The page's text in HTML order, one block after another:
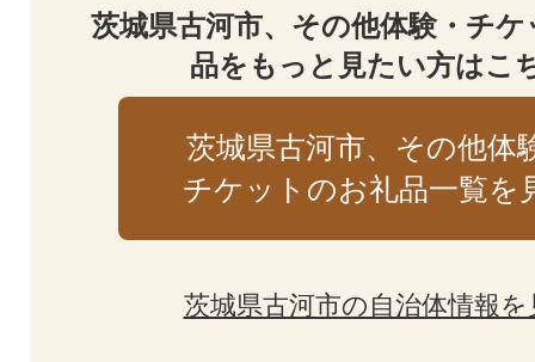
茨城県古河市、その他体験・チ
品をもっと見たい方はこ
茨城県古河市、その他体
チケットのお礼品一覧を
茨城県古河市の自治体情報を